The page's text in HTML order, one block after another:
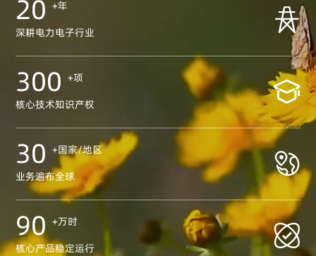

20 +年
深耕电力电子行业

300 +项
核心技术知识产权

30 +国家/地区
业务遍布全球

90 +万时
核心产品稳定运行